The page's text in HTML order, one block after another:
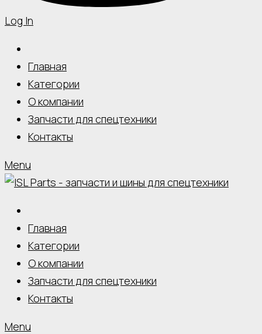
Log In
Главная
Категории
О компании
Запчасти для спецтехники
Контакты
Menu
Главная
Категории
О компании
Запчасти для спецтехники
Контакты
Menu